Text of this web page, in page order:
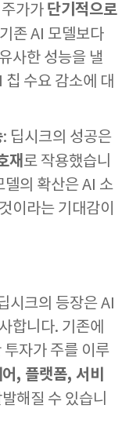
가가 단기적으로
존 AI 모델보다
사한 성능을 낼
수요 감소에 대
: 딥시크의 성공은
재 로 작용했습니
델의 확산은 AI 소
이라는 기대감이
시크의 등장은 AI
합니다. 기존에
자가 주를 이루
, 플랫폼, 서비
해질 수 있습니